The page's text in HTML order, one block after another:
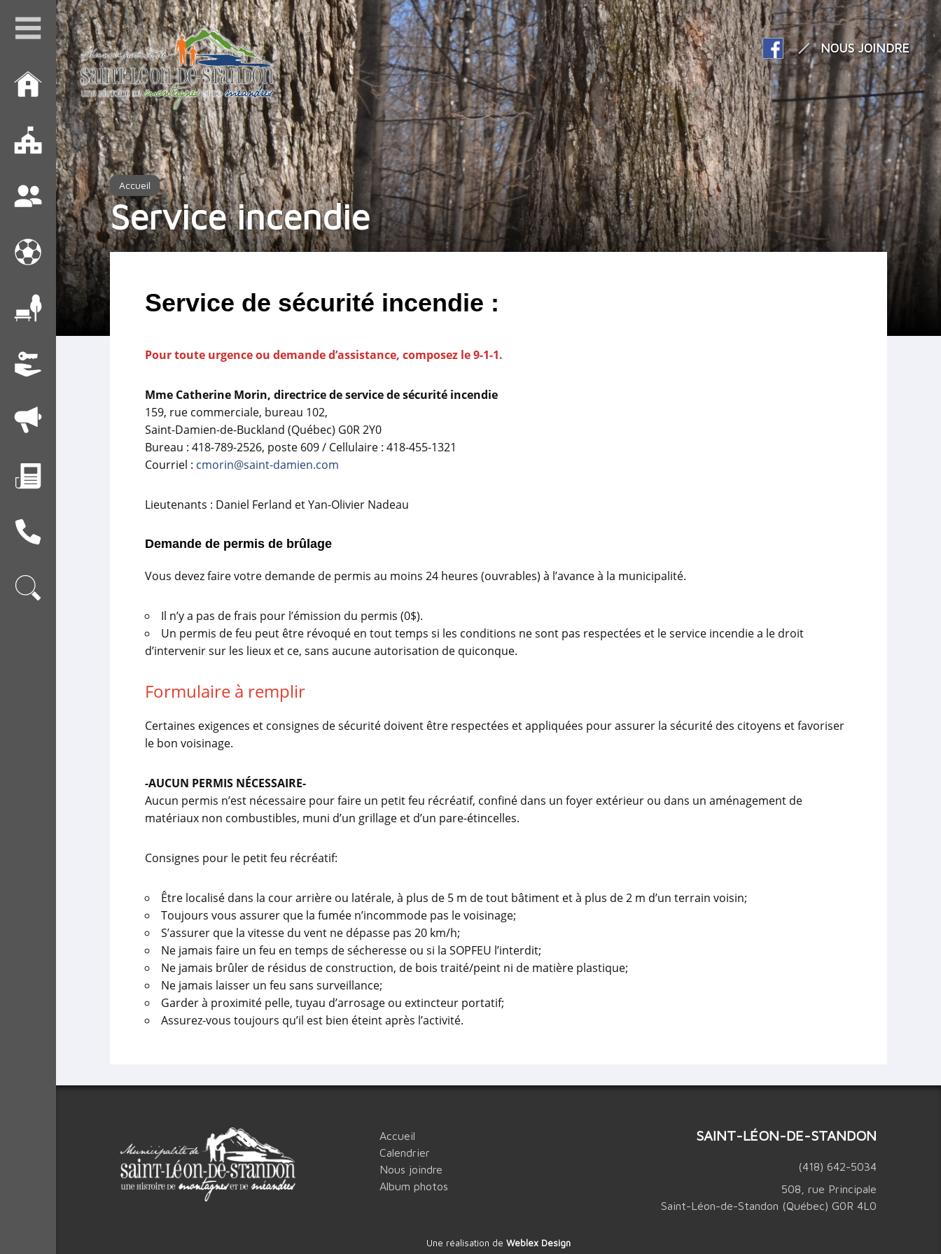
NOUS JOINDRE
Accueil
Service incendie
Service de sécurité incendie :
Pour toute urgence ou demande d’assistance, composez le 9-1-1.
Mme Catherine Morin, directrice de service de sécurité incendie
159, rue commerciale, bureau 102,
Saint-Damien-de-Buckland (Québec) G0R 2Y0
Bureau : 418-789-2526, poste 609 / Cellulaire : 418-455-1321
Courriel : cmorin@saint-damien.com
Lieutenants : Daniel Ferland et Yan-Olivier Nadeau
Demande de permis de brûlage
Vous devez faire votre demande de permis au moins 24 heures (ouvrables) à l’avance à la municipalité.
Il n’y a pas de frais pour l’émission du permis (0$).
Un permis de feu peut être révoqué en tout temps si les conditions ne sont pas respectées et le service incendie a le droit
d’intervenir sur les lieux et ce, sans aucune autorisation de quiconque.
Formulaire à remplir
Certaines exigences et consignes de sécurité doivent être respectées et appliquées pour assurer la sécurité des citoyens et favoriser
le bon voisinage.
-AUCUN PERMIS NÉCESSAIRE-
Aucun permis n’est nécessaire pour faire un petit feu récréatif, confiné dans un foyer extérieur ou dans un aménagement de
matériaux non combustibles, muni d’un grillage et d’un pare-étincelles.
Consignes pour le petit feu récréatif:
Être localisé dans la cour arrière ou latérale, à plus de 5 m de tout bâtiment et à plus de 2 m d’un terrain voisin;
Toujours vous assurer que la fumée n’incommode pas le voisinage;
S’assurer que la vitesse du vent ne dépasse pas 20 km/h;
Ne jamais faire un feu en temps de sécheresse ou si la SOPFEU l’interdit;
Ne jamais brûler de résidus de construction, de bois traité/peint ni de matière plastique;
Ne jamais laisser un feu sans surveillance;
Garder à proximité pelle, tuyau d’arrosage ou extincteur portatif;
Assurez-vous toujours qu’il est bien éteint après l’activité.
Accueil
Calendrier
Nous joindre
Album photos
SAINT-LÉON-DE-STANDON
(418) 642-5034
508, rue Principale
Saint-Léon-de-Standon (Québec) G0R 4L0
Une réalisation de Weblex Design